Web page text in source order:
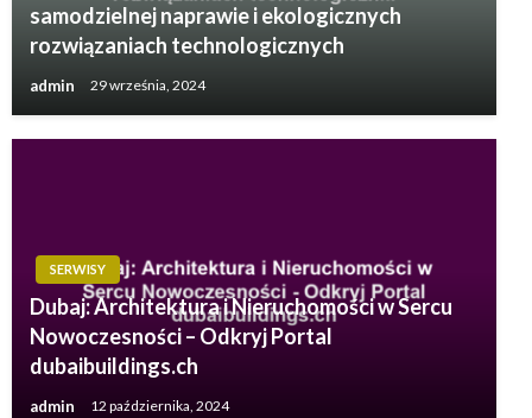
samodzielnej naprawie i ekologicznych
rozwiązaniach technologicznych
admin 29 września, 2024
SERWISY
Dubaj: Architektura i Nieruchomości w Sercu
Nowoczesności – Odkryj Portal
dubaibuildings.ch
admin 12 października, 2024